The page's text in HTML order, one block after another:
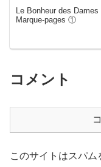
Le Bonheur des Dames
Marque-pages ①
コメント
このサイトはスパ